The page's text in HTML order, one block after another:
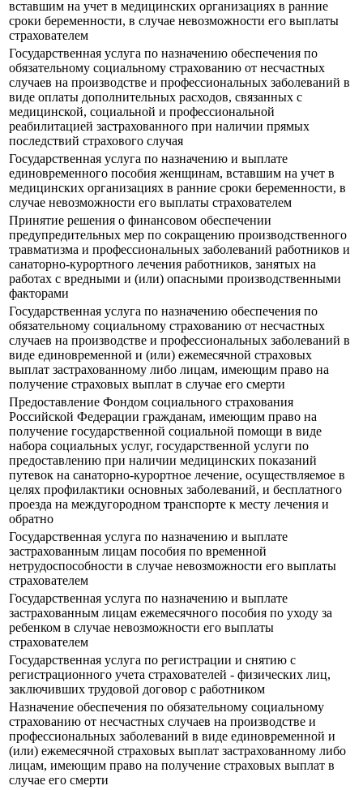
вставшим на учет в медицинских организациях в ранние
сроки беременности, в случае невозможности его выплаты
страхователем
Государственная услуга по назначению обеспечения по
обязательному социальному страхованию от несчастных
случаев на производстве и профессиональных заболеваний в
виде оплаты дополнительных расходов, связанных с
медицинской, социальной и профессиональной
реабилитацией застрахованного при наличии прямых
последствий страхового случая
Государственная услуга по назначению и выплате
единовременного пособия женщинам, вставшим на учет в
медицинских организациях в ранние сроки беременности, в
случае невозможности его выплаты страхователем
Принятие решения о финансовом обеспечении
предупредительных мер по сокращению производственного
травматизма и профессиональных заболеваний работников и
санаторно-курортного лечения работников, занятых на
работах с вредными и (или) опасными производственными
факторами
Государственная услуга по назначению обеспечения по
обязательному социальному страхованию от несчастных
случаев на производстве и профессиональных заболеваний в
виде единовременной и (или) ежемесячной страховых
выплат застрахованному либо лицам, имеющим право на
получение страховых выплат в случае его смерти
Предоставление Фондом социального страхования
Российской Федерации гражданам, имеющим право на
получение государственной социальной помощи в виде
набора социальных услуг, государственной услуги по
предоставлению при наличии медицинских показаний
путевок на санаторно-курортное лечение, осуществляемое в
целях профилактики основных заболеваний, и бесплатного
проезда на междугородном транспорте к месту лечения и
обратно
Государственная услуга по назначению и выплате
застрахованным лицам пособия по временной
нетрудоспособности в случае невозможности его выплаты
страхователем
Государственная услуга по назначению и выплате
застрахованным лицам ежемесячного пособия по уходу за
ребенком в случае невозможности его выплаты
страхователем
Государственная услуга по регистрации и снятию с
регистрационного учета страхователей - физических лиц,
заключивших трудовой договор с работником
Назначение обеспечения по обязательному социальному
страхованию от несчастных случаев на производстве и
профессиональных заболеваний в виде единовременной и
(или) ежемесячной страховых выплат застрахованному либо
лицам, имеющим право на получение страховых выплат в
случае его смерти